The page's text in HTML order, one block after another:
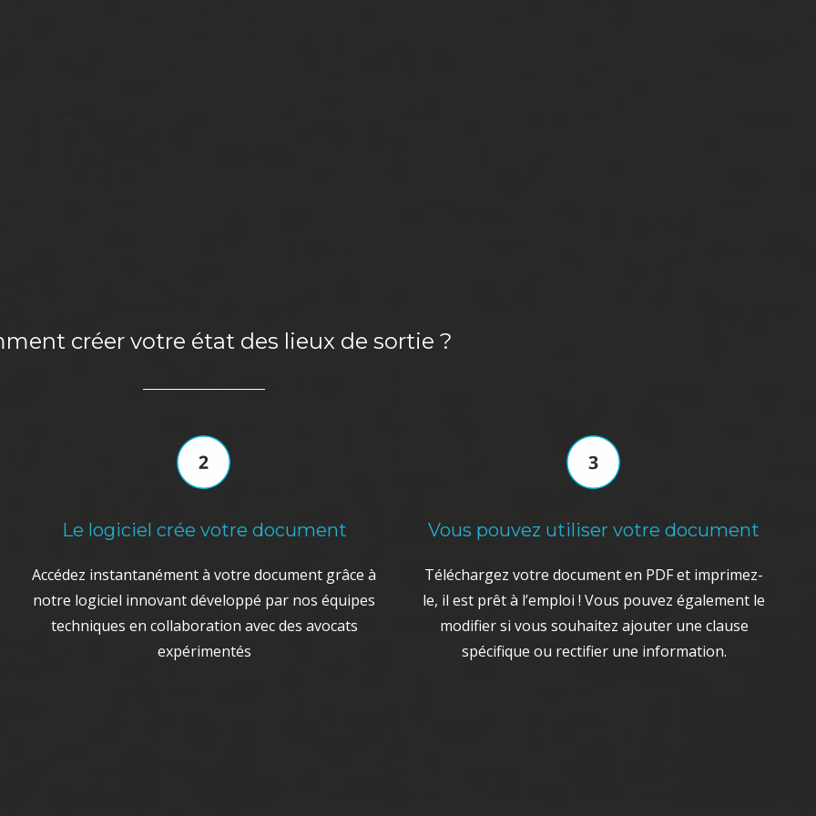
créer votre état des lieux de sortie ?
Le logiciel crée votre document
Accédez instantanément à votre document grâce à
notre logiciel innovant développé par nos équipes
techniques en collaboration avec des avocats
expérimentés
Vous pouvez utiliser votre document
Téléchargez votre document en PDF et imprimez-
le, il est prêt à l’emploi ! Vous pouvez également le
modifier si vous souhaitez ajouter une clause
spécifique ou rectifier une information.